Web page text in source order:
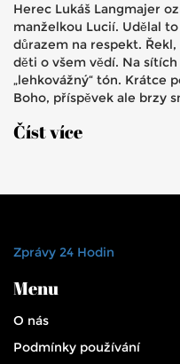
Herec Lukáš Langmajer
manželkou Lucií. Udělal
důrazem na respekt.
děti o všem vědí. Na
„lehkovážný“ tón. Krátce
Boho, příspěvek ale brzy
Číst více
Zprávy 24 Hodin
Menu
O nás
Podmínky používání